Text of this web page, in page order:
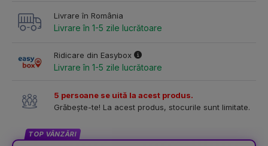
Livrare în România
Livrare în 1-5 zile lucrătoare
Ridicare din Easybox
Livrare în 1-5 zile lucrătoare
5 persoane se uită la acest produs.
Grăbește-te! La acest produs, stocurile sunt limitate.
TOP VÂNZĂRI